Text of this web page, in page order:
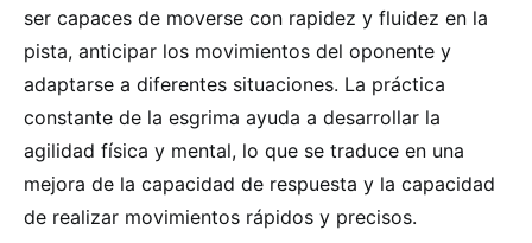
ser capaces de moverse con rapidez y fluidez en la
pista, anticipar los movimientos del oponente y
adaptarse a diferentes situaciones. La práctica
constante de la esgrima ayuda a desarrollar la
agilidad física y mental, lo que se traduce en una
mejora de la capacidad de respuesta y la capacidad
de realizar movimientos rápidos y precisos.